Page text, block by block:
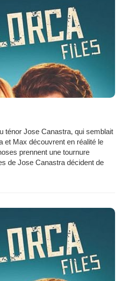
ténor Jose Canastra, qui semblait
et Max découvrent en réalité le
prennent une tournure
de Jose Canastra décident de